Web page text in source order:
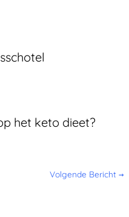
het keto dieet?
Volgende Bericht →